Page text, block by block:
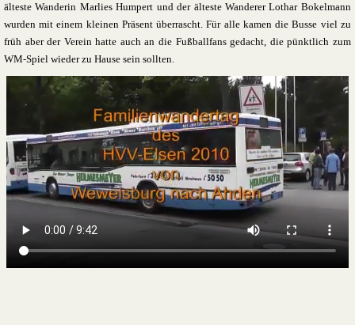
älteste Wanderin Marlies Humpert und der älteste Wanderer Lothar Bokelmann
wurden mit einem kleinen Präsent überrascht. Für alle kamen die Busse viel zu
früh aber der Verein hatte auch an die Fußballfans gedacht, die pünktlich zum
WM-Spiel wieder zu Hause sein sollten.